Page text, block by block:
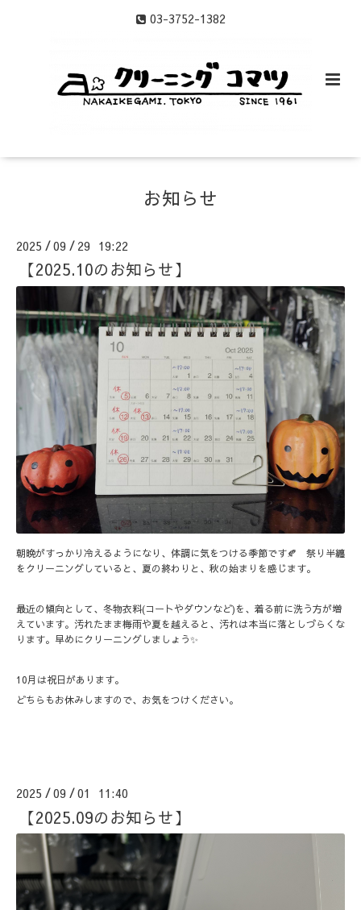
03-3752-1382
お知らせ
2025 /09 / 29 19:22
【2025.10のお知らせ】
朝晩がすっかり冷えるようになり、体調に気をつける季節です🍂 祭り半纏
をクリーニングしていると、夏の終わりと、秋の始まりを感じます。
最近の傾向として、冬物衣料(コートやダウンなど)を、着る前に洗う方が増
えています。汚れたまま梅雨や夏を越えると、汚れは本当に落としづらくな
ります。早めにクリーニングしましょう✨
10月は祝日があります。
どちらもお休みしますので、お気をつけください。
2025 /09 /01 11:40
【2025.09のお知らせ】